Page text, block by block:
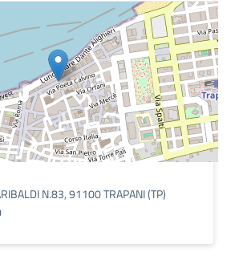
N.83, 91100 TRAPANI (TP)